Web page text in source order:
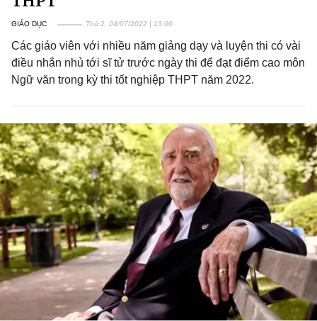
GIÁO DỤC Thứ 2, 04/07/2022 | 13:00
Các giáo viên với nhiều năm giảng dạy và luyện thi có vài
điều nhắn nhủ tới sĩ tử trước ngày thi để đạt điểm cao môn
Ngữ văn trong kỳ thi tốt nghiệp THPT năm 2022.